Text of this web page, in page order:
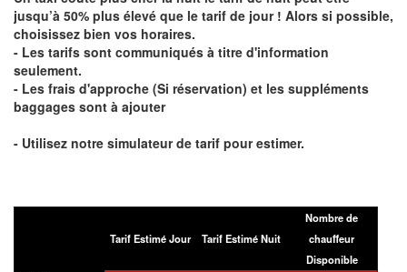
jusqu’à 50% plus élevé que le tarif de jour ! Alors si possible,
choisissez bien vos horaires.
- Les tarifs sont communiqués à titre d'information
seulement.
- Les frais d'approche (Si réservation) et les suppléments
baggages sont à ajouter
- Utilisez notre simulateur de tarif pour estimer.
Tarif Estimé Jour Tarif Estimé Nuit
Nombre de
chauffeur
Disponible